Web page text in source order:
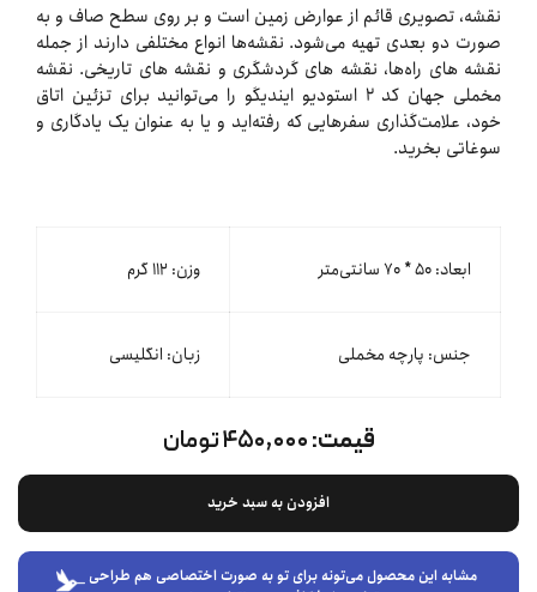
نقشه، تصویری قائم از عوارض زمین است و بر روی سطح صاف و به
صورت دو بعدی تهیه می‌شود. نقشه‌ها انواع مختلفی دارند از جمله
نقشه های راه‌ها، نقشه های گردشگری و نقشه های تاریخی. نقشه
مخملی جهان کد ۲ استودیو ایندیگو را می‌توانید برای تزئین اتاق
خود، علامت‌گذاری سفرهایی که رفته‌اید و یا به عنوان یک یادگاری و
سوغاتی بخرید.
ابعاد: ۵۰ * ۷۰ سانتی‌متر وزن: ۱۱۲ گرم
جنس: پارچه مخملی زبان: انگلیسی
قیمت:۴۵۰,۰۰۰ تومان
افزودن به سبد خرید
مشابه این محصول می‌تونه برای تو به صورت اختصاصی هم طراحی